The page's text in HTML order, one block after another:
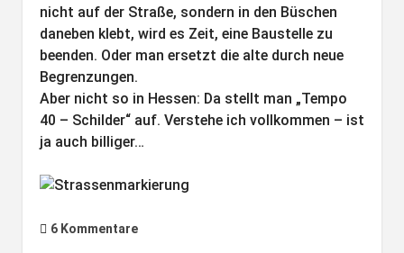
nicht auf der Straße, sondern in den Büschen
daneben klebt, wird es Zeit, eine Baustelle zu
beenden. Oder man ersetzt die alte durch neue
Begrenzungen.
Aber nicht so in Hessen: Da stellt man „Tempo
40 – Schilder“ auf. Verstehe ich vollkommen – ist
ja auch billiger…
6 Kommentare